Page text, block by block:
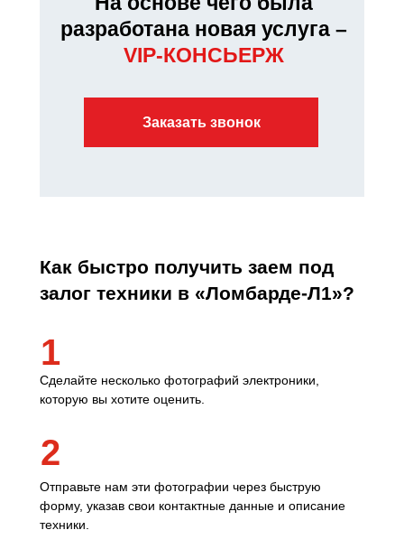
Заказать звонок
разработана новая услуга –
VIP-КОНСЬЕРЖ
Сделайте несколько фотографий электроники,
которую вы хотите оценить.
1
Отправьте нам эти фотографии через быструю
форму, указав свои контактные данные и описание
техники.
2
Как быстро получить заем под
залог техники в «Ломбарде-Л1»?